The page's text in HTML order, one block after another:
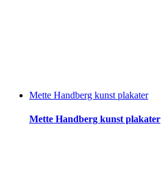
Mette Handberg kunst plakater
Mette Handberg kunst plakater